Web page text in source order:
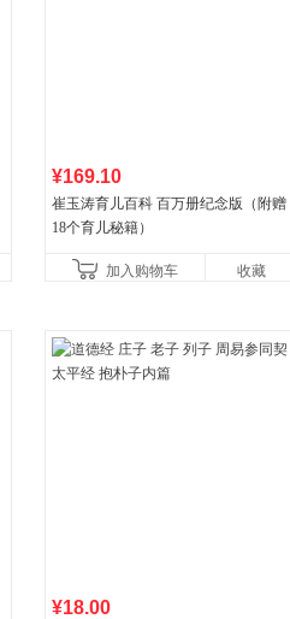
¥169.10
崔玉涛育儿百科 百万册纪念版（附赠
18个育儿秘籍）
加入购物车 收藏
¥18.00